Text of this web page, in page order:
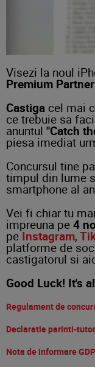
Visezi la noul
Premium Partner
Castiga cel mai
ce trebuie sa
anuntul "Catch
piesa imediat
Concursul tine
timpul din lume
smartphone al
Vei fi chiar tu
impreuna pe 4
peInstagram,
platforme de
castigatorul si
Good Luck! It's
Regulament de
Declaratie parinti-
Nota de informare